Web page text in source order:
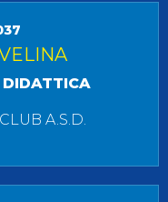
A.S.D.